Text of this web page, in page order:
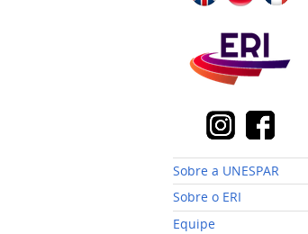
Sobre a UNESPAR
Sobre o ERI
Equipe